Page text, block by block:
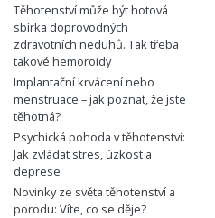
Těhotenství může být hotová
sbírka doprovodných
zdravotních neduhů. Tak třeba
takové hemoroidy
Implantační krvácení nebo
menstruace – jak poznat, že jste
těhotná?
Psychická pohoda v těhotenství:
Jak zvládat stres, úzkost a
deprese
Novinky ze světa těhotenství a
porodu: Víte, co se děje?